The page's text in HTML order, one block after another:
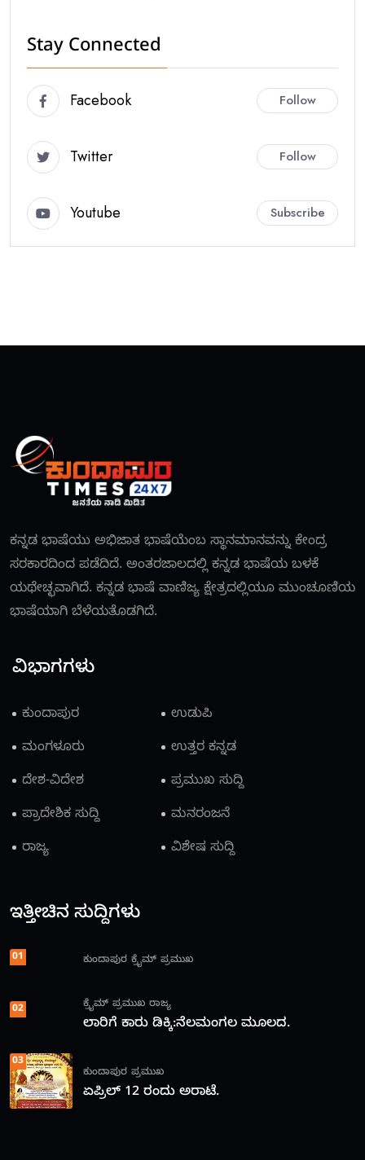
Stay Connected
Facebook Follow
Twitter Follow
Youtube Subscribe
ಕನ್ನಡ ಭಾಷೆಯು ಅಭಿಜಾತ ಭಾಷೆಯೆಂಬ ಸ್ಥಾನಮಾನವನ್ನು ಕೇಂದ್ರ
ಸರಕಾರದಿಂದ ಪಡೆದಿದೆ. ಅಂತರಜಾಲದಲ್ಲಿ ಕನ್ನಡ ಭಾಷೆಯ ಬಳಕೆ
ಯಥೇಚ್ಛವಾಗಿದೆ. ಕನ್ನಡ ಭಾಷೆ ವಾಣಿಜ್ಯ ಕ್ಷೇತ್ರದಲ್ಲಿಯೂ ಮುಂಚೂಣಿಯ
ಭಾಷೆಯಾಗಿ ಬೆಳೆಯತೊಡಗಿದೆ.
ವಿಭಾಗಗಳು
ಕುಂದಾಪುರ
ಉಡುಪಿ
ಮಂಗಳೂರು
ಉತ್ತರ ಕನ್ನಡ
ದೇಶ-ವಿದೇಶ
ಪ್ರಮುಖ ಸುದ್ದಿ
ಪ್ರಾದೇಶಿಕ ಸುದ್ದಿ
ಮನರಂಜನೆ
ರಾಜ್ಯ
ವಿಶೇಷ ಸುದ್ದಿ
ಇತ್ತೀಚಿನ ಸುದ್ದಿಗಳು
01 ಕುಂದಾಪುರ ಕ್ರೈಮ್ ಪ್ರಮುಖ
02 ಕ್ರೈಮ್ ಪ್ರಮುಖ ರಾಜ್ಯ
ಲಾರಿಗೆ ಕಾರು ಡಿಕ್ಕಿ:ನೆಲಮಂಗಲ ಮೂಲದ.
03
ಕುಂದಾಪುರ ಪ್ರಮುಖ
ಏಪ್ರಿಲ್ 12 ರಂದು ಅರಾಟೆ.